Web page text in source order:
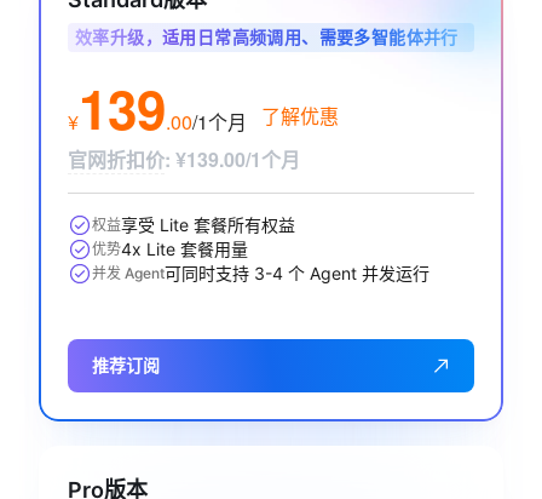
效率升级，适用日常高频调用、需要多智能体并行
¥139.00/1个月
了解优惠
官网折扣价: ¥139.00/1个月
权益享受 Lite 套餐所有权益
优势4x Lite 套餐用量
并发 Agent可同时支持 3-4 个 Agent 并发运行
推荐订阅
Pro版本